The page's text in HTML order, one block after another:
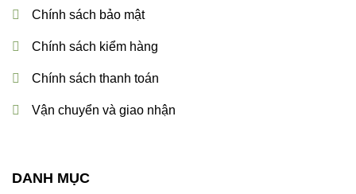
Chính sách bảo mật
Chính sách kiểm hàng
Chính sách thanh toán
Vận chuyển và giao nhận
DANH MỤC